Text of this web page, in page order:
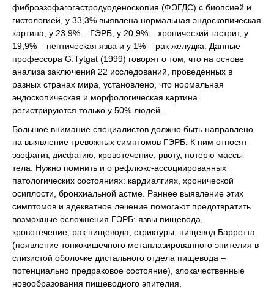
фиброэзофагогастродуоденоскопия (ФЭГДС) с биопсией и
гистологией, у 33,3% выявлена нормальная эндоскопическая
картина, у 23,9% – ГЭРБ, у 20,9% – хронический гастрит, у
19,9% – пептическая язва и у 1% – рак желудка. Данные
профессора G.Tytgat (1999) говорят о том, что на основе
анализа заключений 22 исследований, проведенных в
разных странах мира, установлено, что нормальная
эндоскопическая и морфологическая картина
регистрируются только у 50% людей.
Большое внимание специалистов должно быть направлено
на выявление тревожных симптомов ГЭРБ. К ним относят
эзофагит, дисфагию, кровотечение, рвоту, потерю массы
тела. Нужно помнить и о рефлюкс-ассоциированных
патологических состояниях: кардиалгиях, хронической
осиплости, бронхиальной астме. Раннее выявление этих
симптомов и адекватное лечение помогают предотвратить
возможные осложнения ГЭРБ: язвы пищевода,
кровотечение, рак пищевода, стриктуры, пищевод Барретта
(появление тонкокишечного метаплазированного эпителия в
слизистой оболочке дистального отдела пищевода –
потенциально предраковое состояние), злокачественные
новообразования пищеводного эпителия.